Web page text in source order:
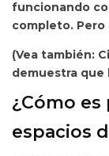
funcionando
completo.
(Vea también:
demuestra que
¿Cómo
espacios